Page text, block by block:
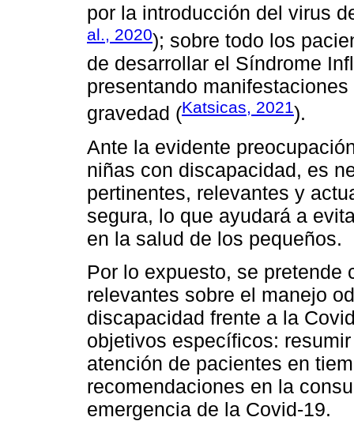
por la introducción del virus
al., 2020); sobre todo los
de desarrollar el Síndrome
presentando
gravedad (Katsicas, 2021).
Ante la evidente
niñas con discapacidad, es
pertinentes, relevantes y
segura, lo que ayudará a
en la salud de los pequeños.
Por lo expuesto, se
relevantes sobre el manejo
discapacidad frente a la
objetivos específicos:
atención de pacientes en
recomendaciones en la
emergencia de la Covid-19.